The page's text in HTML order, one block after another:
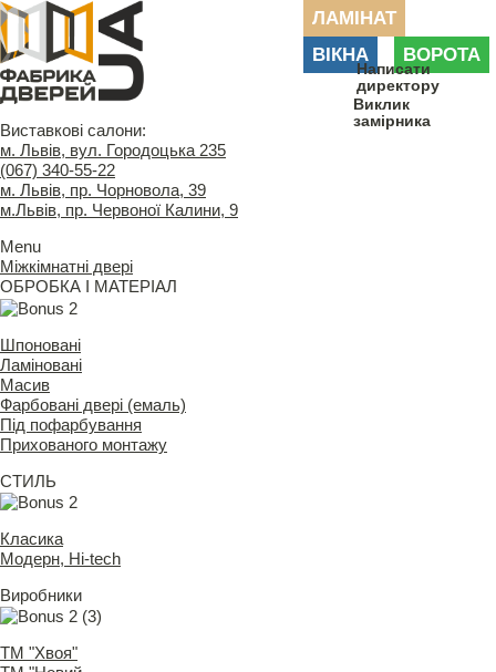
Виставкові салони:
м. Львів, вул. Городоцька 235
(067) 340-55-22
м. Львів, пр. Чорновола, 39
м.Львів, пр. Червоної Калини, 9
ЛАМІНАТ
ВІКНА
ВОРОТА
Написати
директору
Виклик
замірника
Menu
Міжкімнатні двері
ОБРОБКА І МАТЕРІАЛ
Шпоновані
Ламіновані
Масив
Фарбовані двері (емаль)
Під пофарбування
Прихованого монтажу
СТИЛЬ
Класика
Модерн, Hi-tech
Виробники
ТМ "Хвоя"